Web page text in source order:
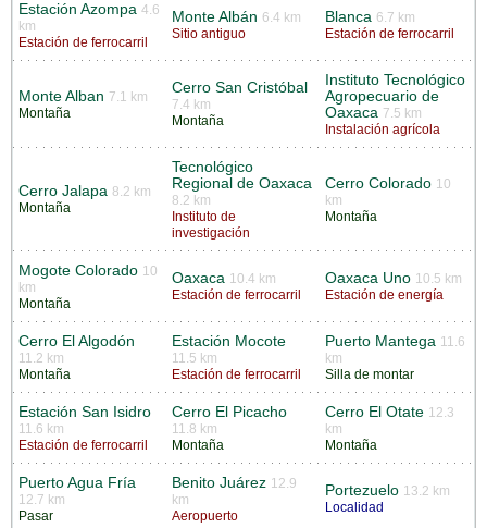
Estación Azompa 4.6
km
Estación de ferrocarril
Monte Albán 6.4 km
Sitio antiguo
Blanca 6.7 km
Estación de ferrocarril
Monte Alban 7.1 km
Montaña
Cerro San Cristóbal
7.4 km
Montaña
Instituto Tecnológico
Agropecuario de
Oaxaca 7.5 km
Instalación agrícola
Cerro Jalapa 8.2 km
Montaña
Tecnológico
Regional de Oaxaca
8.2 km
Instituto de
investigación
Cerro Colorado 10
km
Montaña
Mogote Colorado 10
km
Montaña
Oaxaca 10.4 km
Estación de ferrocarril
Oaxaca Uno 10.5 km
Estación de energía
Cerro El Algodón
11.2 km
Montaña
Estación Mocote
11.5 km
Estación de ferrocarril
Puerto Mantega 11.6
km
Silla de montar
Estación San Isidro
11.6 km
Estación de ferrocarril
Cerro El Picacho
11.8 km
Montaña
Cerro El Otate 12.3
km
Montaña
Puerto Agua Fría
12.7 km
Pasar
Benito Juárez 12.9
km
Aeropuerto
Portezuelo 13.2 km
Localidad